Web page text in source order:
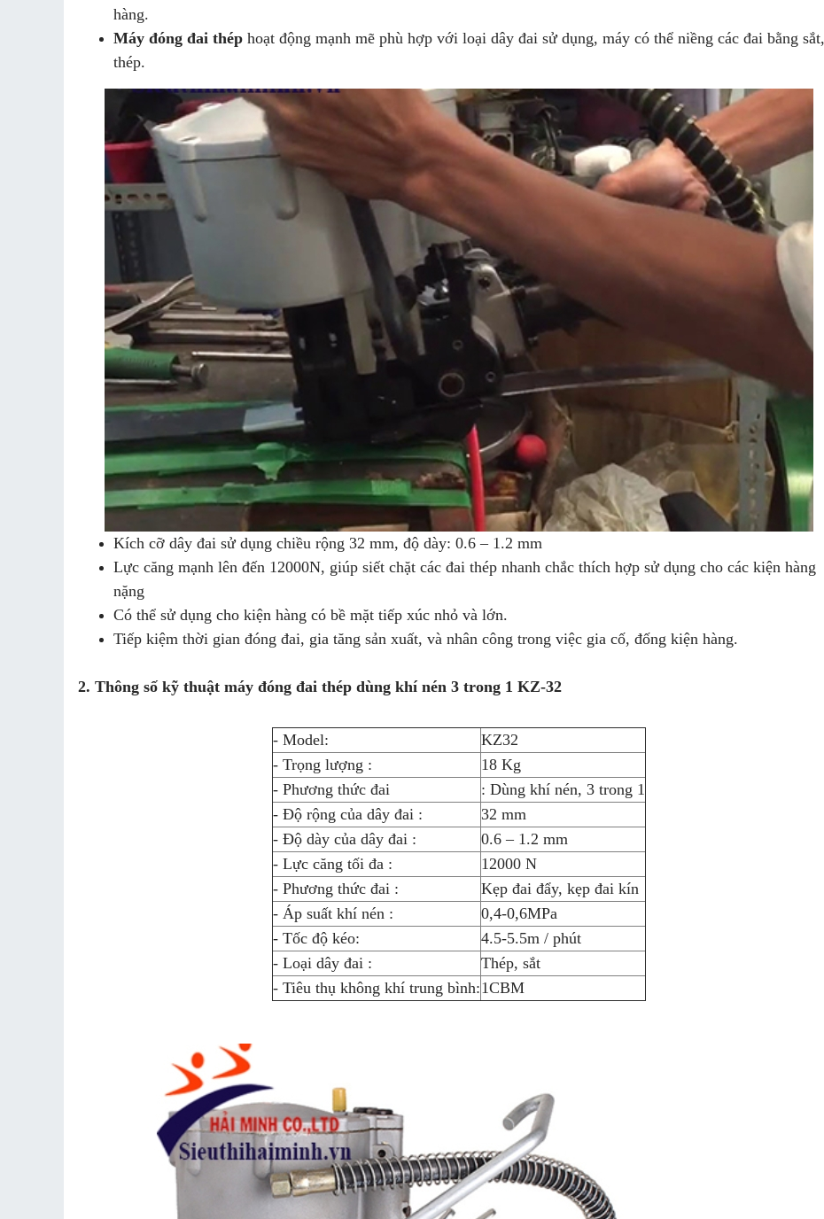
hàng.
Máy đóng đai thép hoạt động mạnh mẽ phù hợp với loại dây đai sử dụng, máy có thể niềng các đai bằng sắt,
thép.
Kích cỡ dây đai sử dụng chiều rộng 32 mm, độ dày: 0.6 – 1.2 mm
Lực căng mạnh lên đến 12000N, giúp siết chặt các đai thép nhanh chắc thích hợp sử dụng cho các kiện hàng
nặng
Có thể sử dụng cho kiện hàng có bề mặt tiếp xúc nhỏ và lớn.
Tiếp kiệm thời gian đóng đai, gia tăng sản xuất, và nhân công trong việc gia cố, đống kiện hàng.
2. Thông số kỹ thuật máy đóng đai thép dùng khí nén 3 trong 1 KZ-32
- Model:
KZ32
- Trọng lượng :
18 Kg
- Phương thức đai
: Dùng khí nén, 3 trong 1
- Độ rộng của dây đai :
32 mm
- Độ dày của dây đai :
0.6 – 1.2 mm
- Lực căng tối đa :
12000 N
- Phương thức đai :
Kẹp đai đẩy, kẹp đai kín
- Áp suất khí nén :
0,4-0,6MPa
- Tốc độ kéo:
4.5-5.5m / phút
- Loại dây đai :
Thép, sắt
- Tiêu thụ không khí trung bình:1CBM